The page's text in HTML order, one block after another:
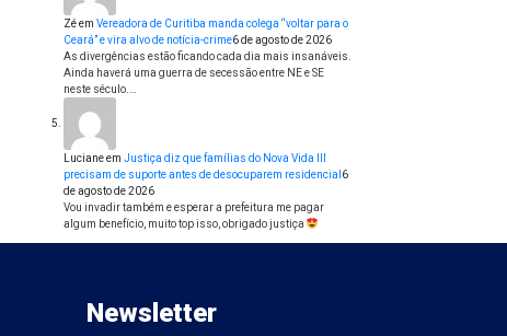
Zéem Vereadora de Curitiba manda colega “voltar para o
Ceará” e vira alvo de notícia-crime6 de agosto de 2026
As divergências estão ficando cada dia mais insanáveis.
Ainda haverá uma guerra de secessão entre NE e SE
neste século.…
Lucianeem Justiça diz que famílias do Nova Vida III
precisam de suporte antes de desocuparem residencial 6
de agosto de 2026
Vou invadir também e esperar a prefeitura me pagar
algum benefício, muito top isso, obrigado justiça
Newsletter